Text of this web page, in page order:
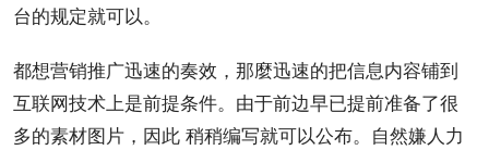
台的规定就可以。
都想营销推广迅速的奏效，那麼迅速的把信息内容铺到
互联网技术上是前提条件。由于前边早已提前准备了很
多的素材图片，因此 稍稍编写就可以公布。自然嫌人力